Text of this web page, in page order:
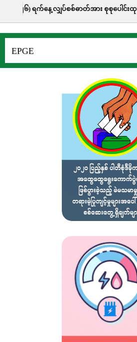
စစ်ဓာတ်အား စုစုပေါင်းထုတ်လုပ်ခဲ့မှုမှာ (၆၈၉၁
EPGE